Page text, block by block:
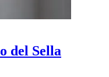
del Sella